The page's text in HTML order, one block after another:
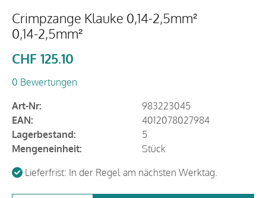
Crimpzange Klauke 0,14-2,5mm²
0,14-2,5mm²
CHF 125.10
0 Bewertungen
Art-Nr:
983223045
EAN:
4012078027984
Lagerbestand:
5
Mengeneinheit:
Stück
Lieferfrist: In der Regel am nächsten Werktag.